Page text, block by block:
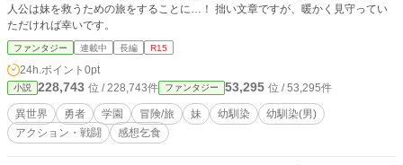
人公は妹を救うための旅をすることに…！ 拙い文章ですが、暖かく見守ってい
ただければ幸いです。
ファンタジー 連載中 長編 R15
24h.ポイント 0pt
小説 228,743 位 / 228,743件 ファンタジー 53,295 位 / 53,295件
異世界 勇者 学園 冒険/旅 妹 幼馴染
幼馴染(男)
アクション・戦闘
感想乞食